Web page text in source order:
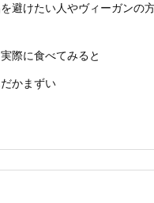
避けたい人やヴィーガンの
際に食べてみると
だかまずい